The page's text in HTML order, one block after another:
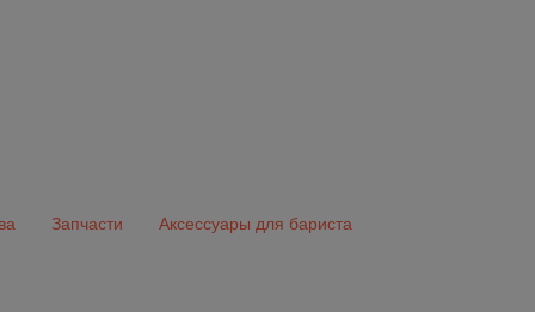
Запчасти Аксессуары для бариста